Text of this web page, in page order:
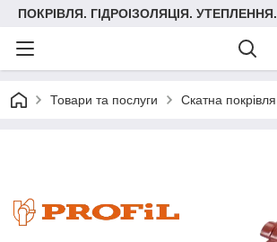
ПОКРІВЛЯ. ГІДРОІЗОЛЯЦІЯ. УТЕПЛЕННЯ.
Товари та послуги Скатна покрівля